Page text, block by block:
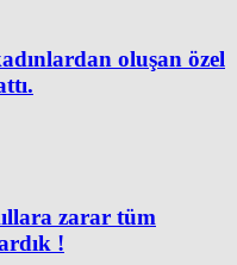
oluşan özel
zarar tüm
!